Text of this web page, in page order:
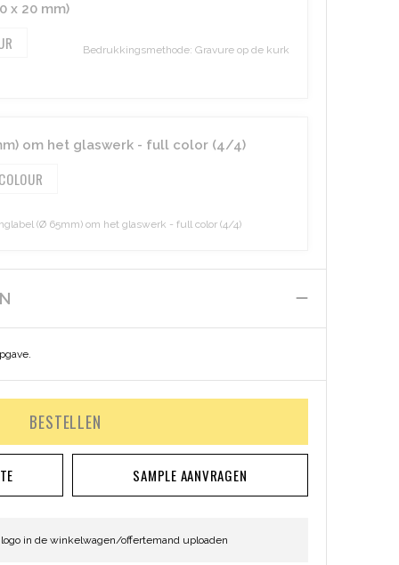
x 20 mm)
Bedrukkingsmethode: Gravure op de kurk
om het glaswerk - full color (4/4)
(Ø 65mm) om het glaswerk - full color (4/4)
BESTELLEN
SAMPLE AANVRAGEN
in de winkelwagen/offertemand uploaden